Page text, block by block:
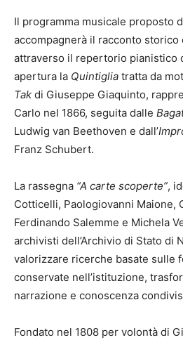
Il programma musicale proposto
accompagnerà il racconto storico
attraverso il repertorio pianistico
apertura la Quintiglia tratta da
Tak di Giuseppe Giaquinto,
Carlo nel 1866, seguita dalle
Ludwig van Beethoven e dall’
Franz Schubert.
La rassegna “A carte scoperte”,
Cotticelli, Paologiovanni Maione,
Ferdinando Salemme e Michela
archivisti dell’Archivio di Stato di
valorizzare ricerche basate sulle
conservate nell’istituzione,
narrazione e conoscenza
Fondato nel 1808 per volontà di